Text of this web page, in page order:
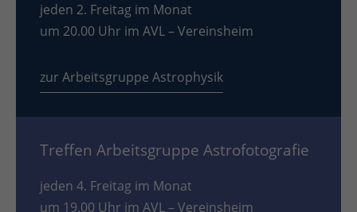
jeden 2. Freitag im Monat
um 20.00 Uhr im AVL – Vereinsheim
zur Arbeitsgruppe Astrophysik
Treffen Arbeitsgruppe Astrofotografie
jeden 4. Freitag im Monat
um 19.00 Uhr im AVL – Vereinsheim